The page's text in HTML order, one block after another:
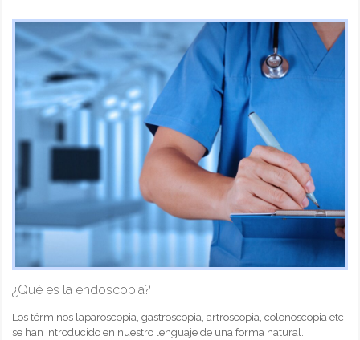
¿Qué es la endoscopia?
Los términos laparoscopia, gastroscopia, artroscopia, colonoscopia etc
se han introducido en nuestro lenguaje de una forma natural.